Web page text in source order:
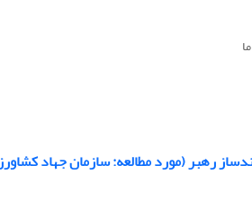
رهبر (مورد مطالعه: سازمان جهاد